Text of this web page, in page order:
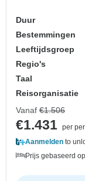
Duur
Bestemmingen
Leeftijdsgroep
Regio's
Taal
Reisorganisatie
Vanaf €1.506
€1.431 per
Aanmelden to
Prijs gebaseerd